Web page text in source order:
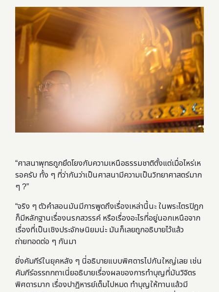
“ศาสนาพุทธถูกยึดโยงกับความเหนือธรรมชาติตั้งแต่เมื่อไหร่เห
รอครับ ทั้ง ๆ ที่ว่ากันว่าเป็นศาสนามีความเป็นวิทยาศาสตร์มาก
ๆ ?”
“จริง ๆ ตัวคำสอนมันมีการพูดถึงเรื่องเหล่านี้นะ ในพระไตรปิฎก
ก็มีหลักฐานเรื่องนรกสวรรค์ หรือเรื่องอะไรที่อยู่นอกเหนือจาก
เรื่องที่เป็นเชิงประจักษนิยมน่ะ มันก็เลยถูกอธิบายไว้แล้ว
ถ่ายทอดต่อ ๆ กันมา
ยิ่งคัมภีร์ในยุคหลัง ๆ นี่อธิบายแบบพิศดารไปกันใหญ่เลย เช่น
คัมภีร์อรรถกถาเนี่ยอธิบายเรื่องผลของการทำบุญที่มันวิจิตร
พิศดารมาก เรื่องปาฏิหารย์เต็มไปหมด ทำบุญให้ทานแล้วมี